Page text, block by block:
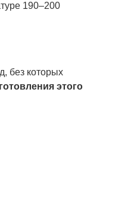
190–200
без которых
этого